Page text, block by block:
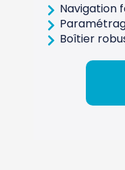
Navigation
Boîtier